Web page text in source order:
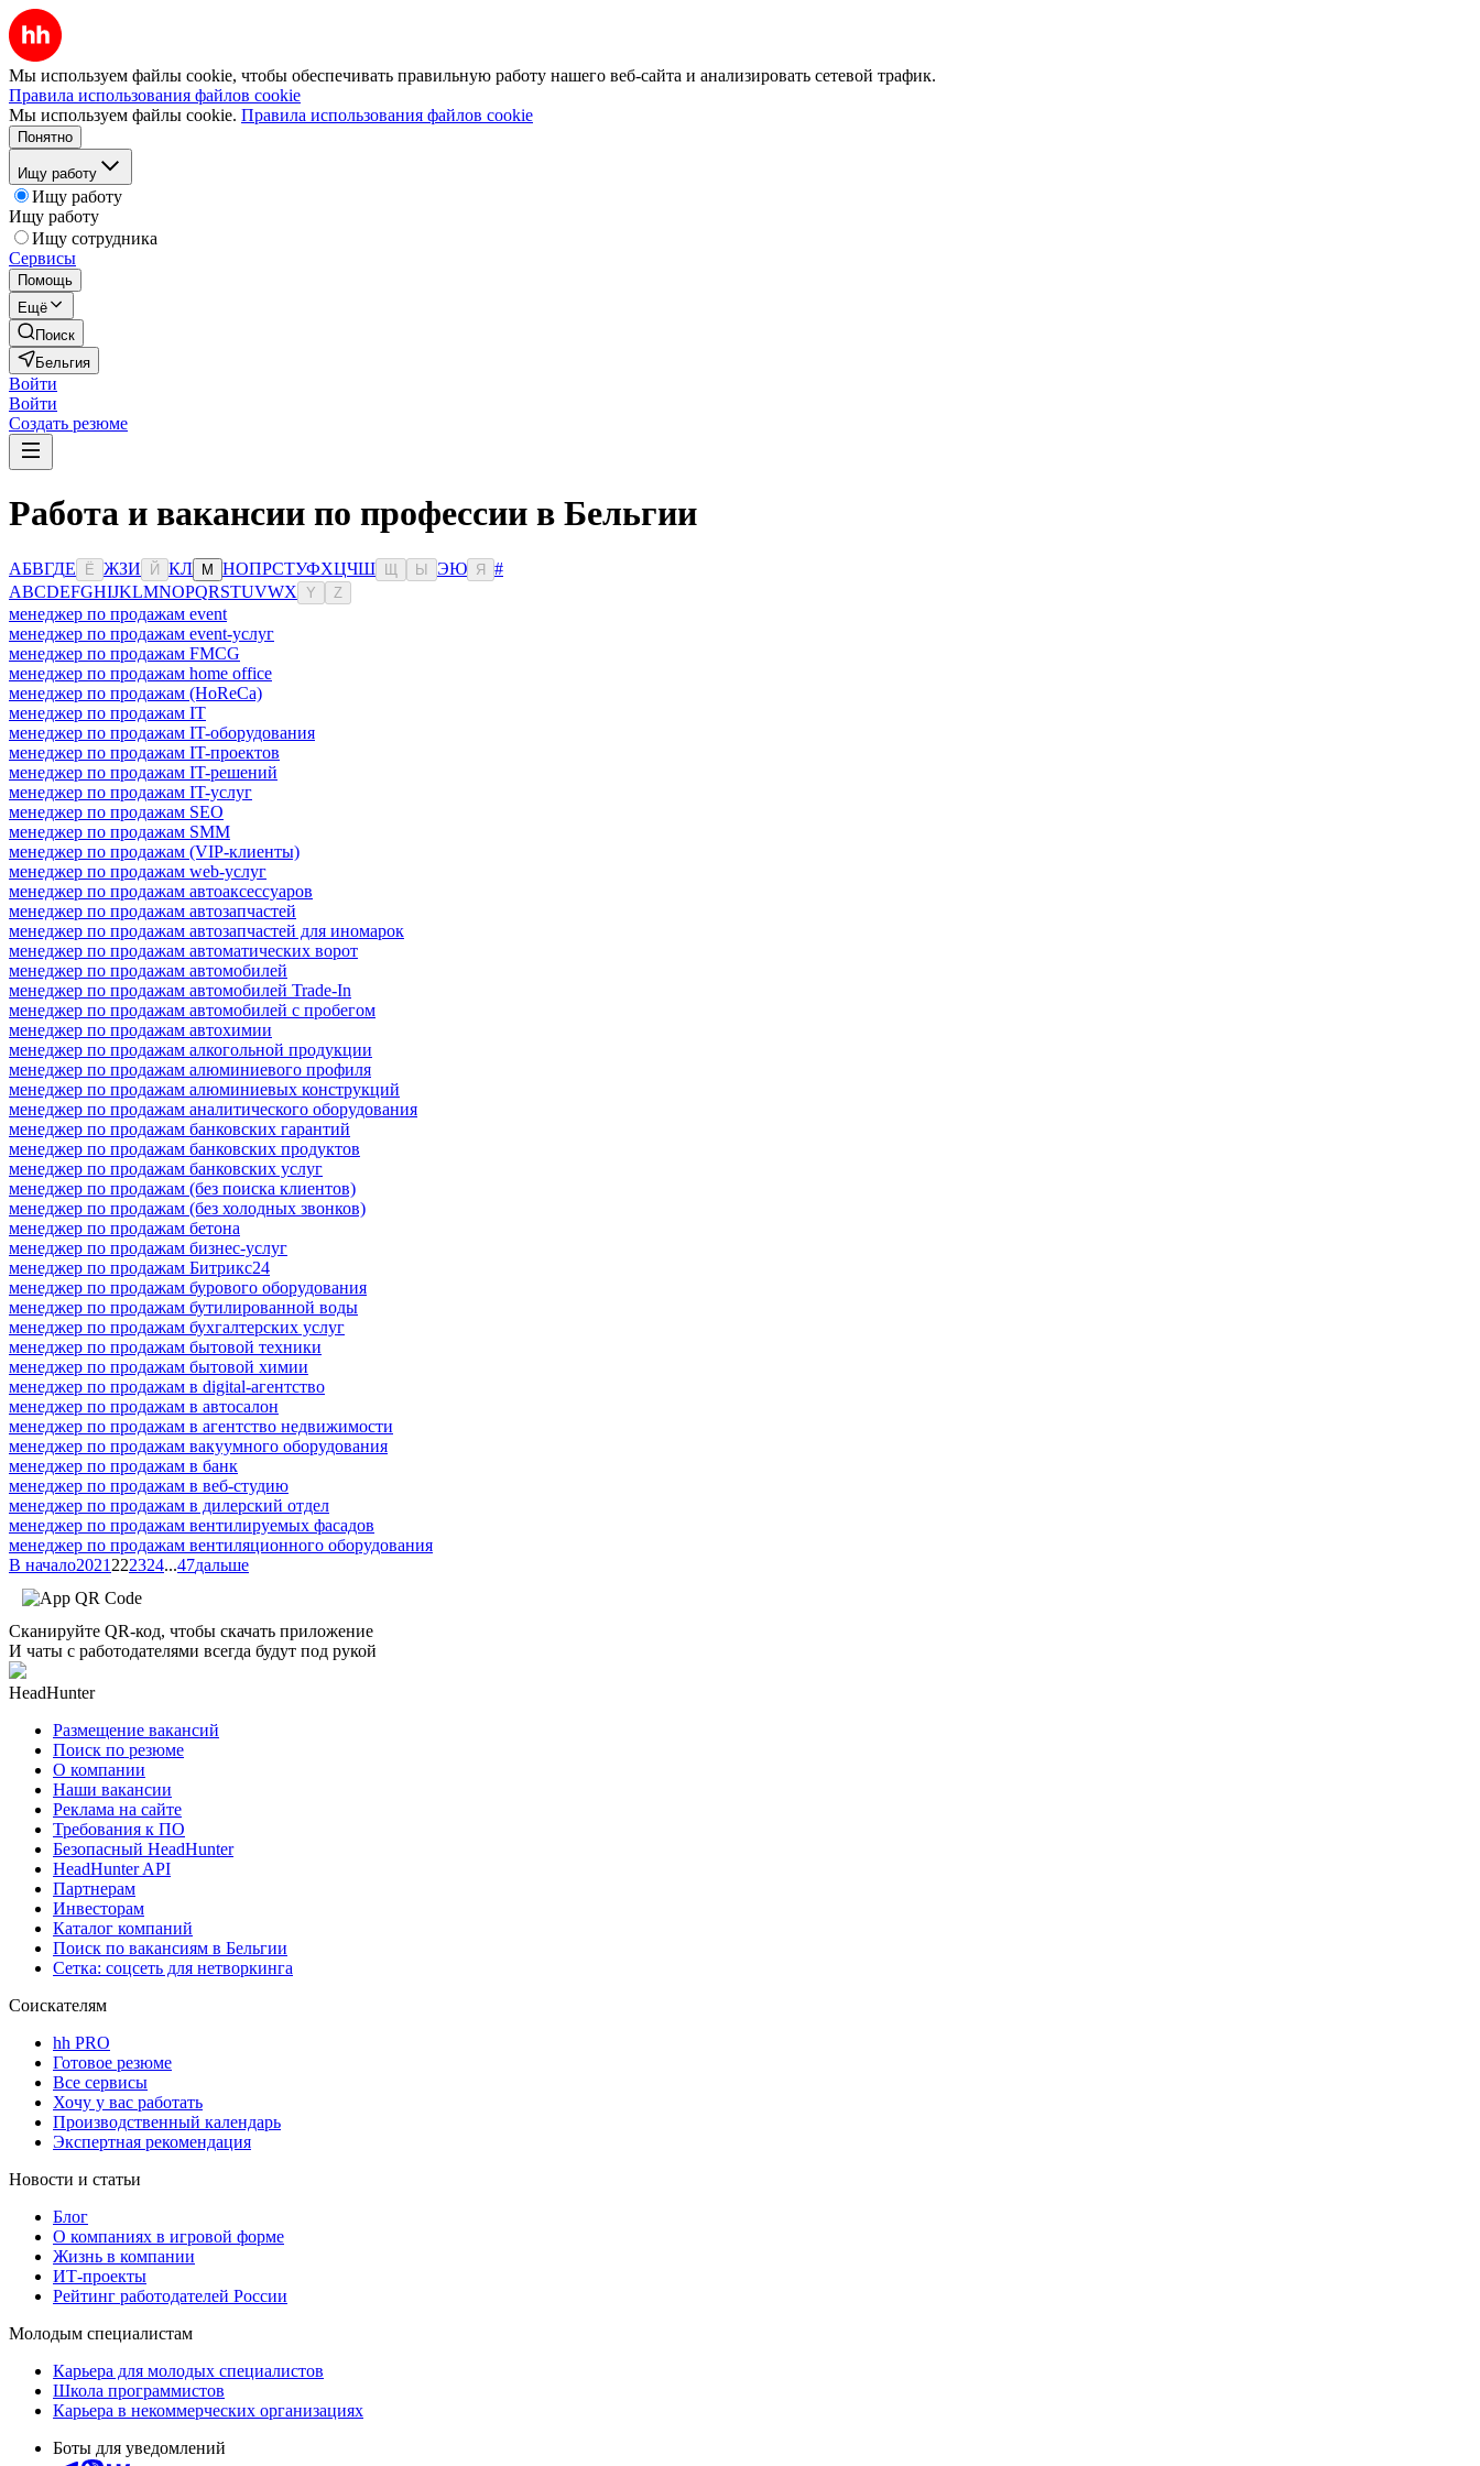
Мы используем файлы cookie, чтобы обеспечивать правильную работу нашего веб-сайта и анализировать сетевой трафик.
Правила использования файлов cookie
Мы используем файлы cookie. Правила использования файлов cookie
Понятно
Ищу работу
Ищу работу
Ищу работу
Ищу сотрудника
Сервисы
Помощь
Ещё
Поиск
Бельгия
Войти
Войти
Создать резюме
Работа и вакансии по профессии в Бельгии
АБВГДЕ Ё ЖЗИ Й КЛ М НОПРСТУФХЦЧШ Ы ЭЮ Я
#
ABCDEFGHIJKLMNOPQRSTUVWX Y Z
менеджер по продажам event
менеджер по продажам event-услуг
менеджер по продажам FMCG
менеджер по продажам home office
менеджер по продажам (HoReCa)
менеджер по продажам IT
менеджер по продажам IT-оборудования
менеджер по продажам IT-проектов
менеджер по продажам IT-решений
менеджер по продажам IT-услуг
менеджер по продажам SEO
менеджер по продажам SMM
менеджер по продажам (VIP-клиенты)
менеджер по продажам web-услуг
менеджер по продажам автоаксессуаров
менеджер по продажам автозапчастей
менеджер по продажам автозапчастей для иномарок
менеджер по продажам автоматических ворот
менеджер по продажам автомобилей
менеджер по продажам автомобилей Trade-In
менеджер по продажам автомобилей с пробегом
менеджер по продажам автохимии
менеджер по продажам алкогольной продукции
менеджер по продажам алюминиевого профиля
менеджер по продажам алюминиевых конструкций
менеджер по продажам аналитического оборудования
менеджер по продажам банковских гарантий
менеджер по продажам банковских продуктов
менеджер по продажам банковских услуг
менеджер по продажам (без поиска клиентов)
менеджер по продажам (без холодных звонков)
менеджер по продажам бетона
менеджер по продажам бизнес-услуг
менеджер по продажам Битрикс24
менеджер по продажам бурового оборудования
менеджер по продажам бутилированной воды
менеджер по продажам бухгалтерских услуг
менеджер по продажам бытовой техники
менеджер по продажам бытовой химии
менеджер по продажам в digital-агентство
менеджер по продажам в автосалон
менеджер по продажам в агентство недвижимости
менеджер по продажам вакуумного оборудования
менеджер по продажам в банк
менеджер по продажам в веб-студию
менеджер по продажам в дилерский отдел
менеджер по продажам вентилируемых фасадов
менеджер по продажам вентиляционного оборудования
В начало2021 222324...47дальше
Сканируйте QR-код, чтобы скачать приложение
И чаты с работодателями всегда будут под рукой
HeadHunter
Размещение вакансий
Поиск по резюме
О компании
Наши вакансии
Реклама на сайте
Требования к ПО
Безопасный HeadHunter
HeadHunter API
Партнерам
Инвесторам
Каталог компаний
Поиск по вакансиям в Бельгии
Сетка: соцсеть для нетворкинга
Соискателям
hh PRO
Готовое резюме
Все сервисы
Хочу у вас работать
Производственный календарь
Экспертная рекомендация
Новости и статьи
Блог
О компаниях в игровой форме
Жизнь в компании
ИТ-проекты
Рейтинг работодателей России
Молодым специалистам
Карьера для молодых специалистов
Школа программистов
Карьера в некоммерческих организациях
Боты для уведомлений